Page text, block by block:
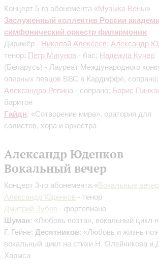
Концерт 5-го абонемента «Музыка Вены»
Заслуженный коллектив России
симфонический оркестр филармонии
Дирижёр - Николай Алексеев; Александр
тенор; Петр Мигунов - бас; Надежда Кучер
(Беларусь) - Лауреат Международного
оперных певцов ВВС в Кардиффе, сопрано;
Александра Репина - сопрано; Борис
баритон
Гайдн: «Сотворение мира», оратория для
солистов, хора и оркестра
Александр Юденков
Вокальный вечер
Концерт 3-го абонемента «Вокальные
Александр Юденков - тенор
Дмитрий Зубов - фортепиано
Шуман: «Любовь поэта», вокальный цикл
Г. Гейне; Десятников: «Любовь и жизнь
вокальный цикл на стихи Н. Олейникова и
Хармса